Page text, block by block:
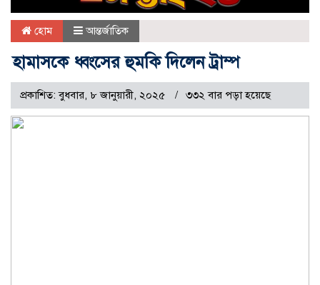
হোম আন্তর্জাতিক
হামাসকে ধ্বংসের হুমকি দিলেন ট্রাম্প
প্রকাশিত: বুধবার, ৮ জানুয়ারী, ২০২৫ ৩৩২ বার পড়া হয়েছে